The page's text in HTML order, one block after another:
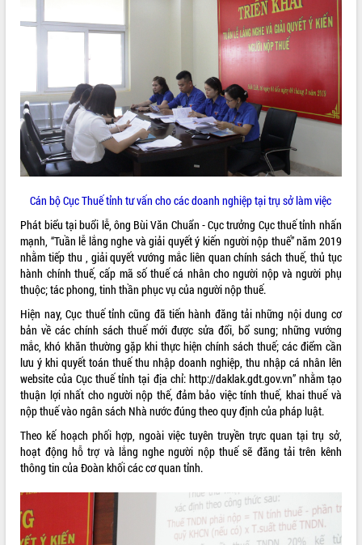
UBND tỉnh Đắk Lắk triển khai nhiệm
vụ 6 tháng cuối năm 2026
Kỳ họp thứ Hai, Hội đồng nhân dân
tỉnh khóa XI quyết nghị nhiều nội dung
quan trọng
Bí thư Tỉnh ủy Lương Nguyễn Minh
Triết thăm, tặng quà người có công với
cách mạng
Rà soát, hoàn thiện hệ thống thiết chế
văn hóa, thể thao đáp ứng yêu cầu
phát triển mới
Thường trực HĐND tỉnh Đắk Lắk gặp
mặt Đoàn chuyên gia y tế TP. Hồ Chí
Minh
Lễ truy điệu và an táng hài cốt liệt sĩ
tại Nghĩa trang Liệt sĩ xã Sơn Hòa
Bàn giải pháp tháo gỡ khó khăn trong
xuất khẩu sầu riêng và triển khai quy
định EUDR
Thứ trưởng Bộ Nông nghiệp và Môi
trường Nguyễn Hoàng Hiệp khảo sát
vùng trồng và doanh nghiệp đóng gói
sầu riêng tại Đắk Lắk
Trình diễn nghệ thuật chế biến các
món ăn từ sầu riêng
Đắk Lắk công bố Quy hoạch và xúc
tiến đầu tư tỉnh
ứng để giữ vững thị trường xuất khẩu
Diễn đàn Kinh tế tư nhân Việt Nam đột
phá cơ chế - Hợp tác công tư
LIÊN KẾT WEB
THỐNG KÊ TRUY CẬP
Hôm nay: 27718
Tất cả: 66073041
Cán bộ Cục Thuế tỉnh tư vấn cho các doanh nghiệp tại trụ sở làm việc
Phát biểu tại buổi lễ, ông Bùi Văn Chuẩn - Cục trưởng Cục thuế tỉnh nhấn
mạnh, “Tuần lễ lắng nghe và giải quyết ý kiến người nộp thuế” năm 2019
nhằm tiếp thu , giải quyết vướng mắc liên quan chính sách thuế, thủ tục
hành chính thuế, cấp mã số thuế cá nhân cho người nộp và người phụ
thuộc; tác phong, tinh thần phục vụ của người nộp thuế.
Hiện nay, Cục thuế tỉnh cũng đã tiến hành đăng tải những nội dung cơ
bản về các chính sách thuế mới được sửa đổi, bổ sung; những vướng
mắc, khó khăn thường gặp khi thực hiện chính sách thuế; các điểm cần
lưu ý khi quyết toán thuế thu nhập doanh nghiệp, thu nhập cá nhân lên
website của Cục thuế tỉnh tại địa chỉ: http://daklak.gdt.gov.vn” nhằm tạo
thuận lợi nhất cho người nộp thế, đảm bảo việc tính thuế, khai thuế và
nộp thuế vào ngân sách Nhà nước đúng theo quy định của pháp luật.
Theo kế hoạch phối hợp, ngoài việc tuyên truyền trực quan tại trụ sở,
hoạt động hỗ trợ và lắng nghe người nộp thuế sẽ đăng tải trên kênh
thông tin của Đoàn khối các cơ quan tỉnh.